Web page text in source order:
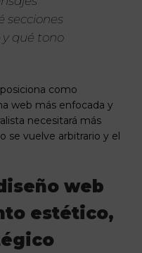
secciones
qué tono
como
web más enfocada y
necesitará más
se vuelve arbitrario y el
web
estético,